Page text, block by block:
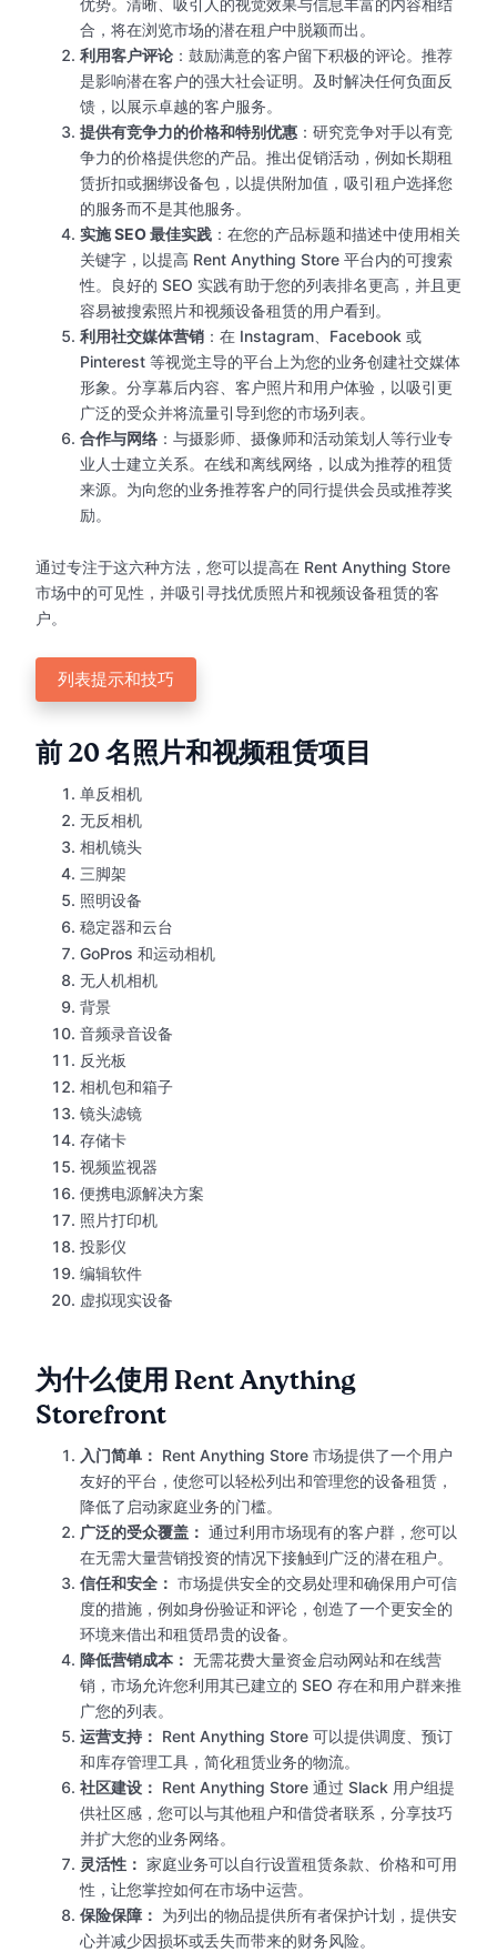
优势。清晰、吸引人的视觉效果与信息丰富的内容相结
合，将在浏览市场的潜在租户中脱颖而出。
利用客户评论 ：鼓励满意的客户留下积极的评论。推荐
是影响潜在客户的强大社会证明。及时解决任何负面反
馈，以展示卓越的客户服务。
提供有竞争力的价格和特别优惠 ：研究竞争对手以有竞
争力的价格提供您的产品。推出促销活动，例如长期租
赁折扣或捆绑设备包，以提供附加值，吸引租户选择您
的服务而不是其他服务。
实施 SEO 最佳实践 ：在您的产品标题和描述中使用相关
关键字，以提高 Rent Anything Store 平台内的可搜索
性。良好的 SEO 实践有助于您的列表排名更高，并且更
容易被搜索照片和视频设备租赁的用户看到。
利用社交媒体营销 ：在 Instagram、Facebook 或
Pinterest 等视觉主导的平台上为您的业务创建社交媒体
形象。分享幕后内容、客户照片和用户体验，以吸引更
广泛的受众并将流量引导到您的市场列表。
合作与网络 ：与摄影师、摄像师和活动策划人等行业专
业人士建立关系。在线和离线网络，以成为推荐的租赁
来源。为向您的业务推荐客户的同行提供会员或推荐奖
励。
通过专注于这六种方法，您可以提高在 Rent Anything Store
市场中的可见性，并吸引寻找优质照片和视频设备租赁的客
户。
列表提示和技巧
前 20 名照片和视频租赁项目
单反相机
无反相机
相机镜头
三脚架
照明设备
稳定器和云台
GoPros 和运动相机
无人机相机
背景
音频录音设备
反光板
相机包和箱子
镜头滤镜
存储卡
视频监视器
便携电源解决方案
照片打印机
投影仪
编辑软件
虚拟现实设备
为什么使用 Rent Anything
Storefront
入门简单： Rent Anything Store 市场提供了一个用户
友好的平台，使您可以轻松列出和管理您的设备租赁，
降低了启动家庭业务的门槛。
广泛的受众覆盖： 通过利用市场现有的客户群，您可以
在无需大量营销投资的情况下接触到广泛的潜在租户。
信任和安全： 市场提供安全的交易处理和确保用户可信
度的措施，例如身份验证和评论，创造了一个更安全的
环境来借出和租赁昂贵的设备。
降低营销成本： 无需花费大量资金启动网站和在线营
销，市场允许您利用其已建立的 SEO 存在和用户群来推
广您的列表。
运营支持： Rent Anything Store 可以提供调度、预订
和库存管理工具，简化租赁业务的物流。
社区建设： Rent Anything Store 通过 Slack 用户组提
供社区感，您可以与其他租户和借贷者联系，分享技巧
并扩大您的业务网络。
灵活性： 家庭业务可以自行设置租赁条款、价格和可用
性，让您掌控如何在市场中运营。
保险保障： 为列出的物品提供所有者保护计划，提供安
心并减少因损坏或丢失而带来的财务风险。